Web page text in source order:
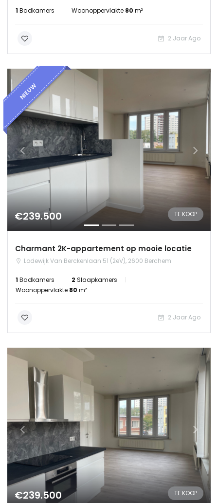
1 Badkamers Woonoppervlakte 80 m²
2 Jaar Ago
NIEUW
€239.500 TE KOOP
Charmant 2K-appartement op mooie locatie
Lodewijk Van Berckenlaan 51 (2eV), 2600 Berchem
1 Badkamers 2 Slaapkamers
Woonoppervlakte 80 m²
2 Jaar Ago
€239.500 TE KOOP